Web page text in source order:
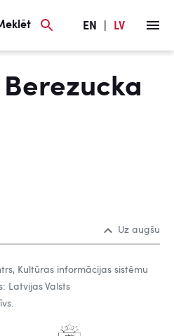
EN LV
Uz augšu
Kultūras informācijas sistēmu
Latvijas Valsts